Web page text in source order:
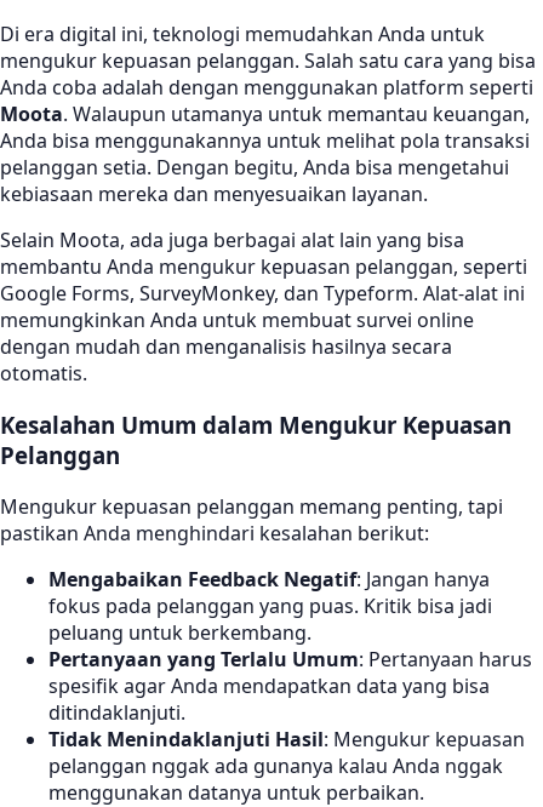
Di era digital ini, teknologi memudahkan Anda untuk
mengukur kepuasan pelanggan. Salah satu cara yang bisa
Anda coba adalah dengan menggunakan platform seperti
Moota. Walaupun utamanya untuk memantau keuangan,
Anda bisa menggunakannya untuk melihat pola transaksi
pelanggan setia. Dengan begitu, Anda bisa mengetahui
kebiasaan mereka dan menyesuaikan layanan.
Selain Moota, ada juga berbagai alat lain yang bisa
membantu Anda mengukur kepuasan pelanggan, seperti
Google Forms, SurveyMonkey, dan Typeform. Alat-alat ini
memungkinkan Anda untuk membuat survei online
dengan mudah dan menganalisis hasilnya secara
otomatis.
Kesalahan Umum dalam Mengukur Kepuasan
Pelanggan
Mengukur kepuasan pelanggan memang penting, tapi
pastikan Anda menghindari kesalahan berikut:
Mengabaikan Feedback Negatif: Jangan hanya
fokus pada pelanggan yang puas. Kritik bisa jadi
peluang untuk berkembang.
Pertanyaan yang Terlalu Umum: Pertanyaan harus
spesifik agar Anda mendapatkan data yang bisa
ditindaklanjuti.
Tidak Menindaklanjuti Hasil: Mengukur kepuasan
pelanggan nggak ada gunanya kalau Anda nggak
menggunakan datanya untuk perbaikan.